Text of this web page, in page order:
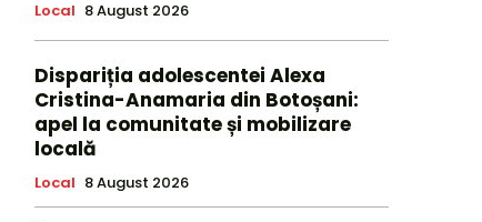
Local 8 August 2026
Dispariția adolescentei Alexa
Cristina-Anamaria din Botoșani:
apel la comunitate și mobilizare
locală
Local 8 August 2026